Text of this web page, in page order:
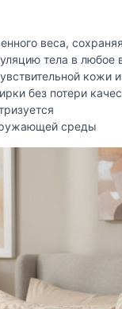
веса,
тела в любое
кожи
без потери
среды